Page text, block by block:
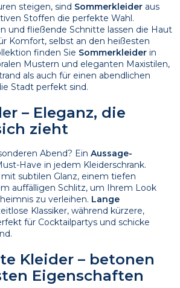
steigen, sind Sommerkleider aus
Stoffen die perfekte Wahl.
und fließende Schnitte lassen die Haut
Komfort, selbst an den heißesten
finden Sie Sommerkleider in
Mustern und eleganten Maxistilen,
als auch für einen abendlichen
Stadt perfekt sind.
– Eleganz, die
zieht
Abend? Ein Aussage-
Have in jedem Kleiderschrank.
subtilen Glanz, einem tiefen
auffälligen Schlitz, um Ihrem Look
zu verleihen. Lange
Klassiker, während kürzere,
für Cocktailpartys und schicke
Kleider – betonen
Eigenschaften